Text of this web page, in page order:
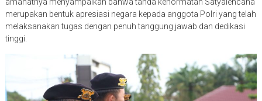
merupakan bentuk apresiasi negara kepada anggota Polri yang telah
melaksanakan tugas dengan penuh tanggung jawab dan dedikasi
tinggi.